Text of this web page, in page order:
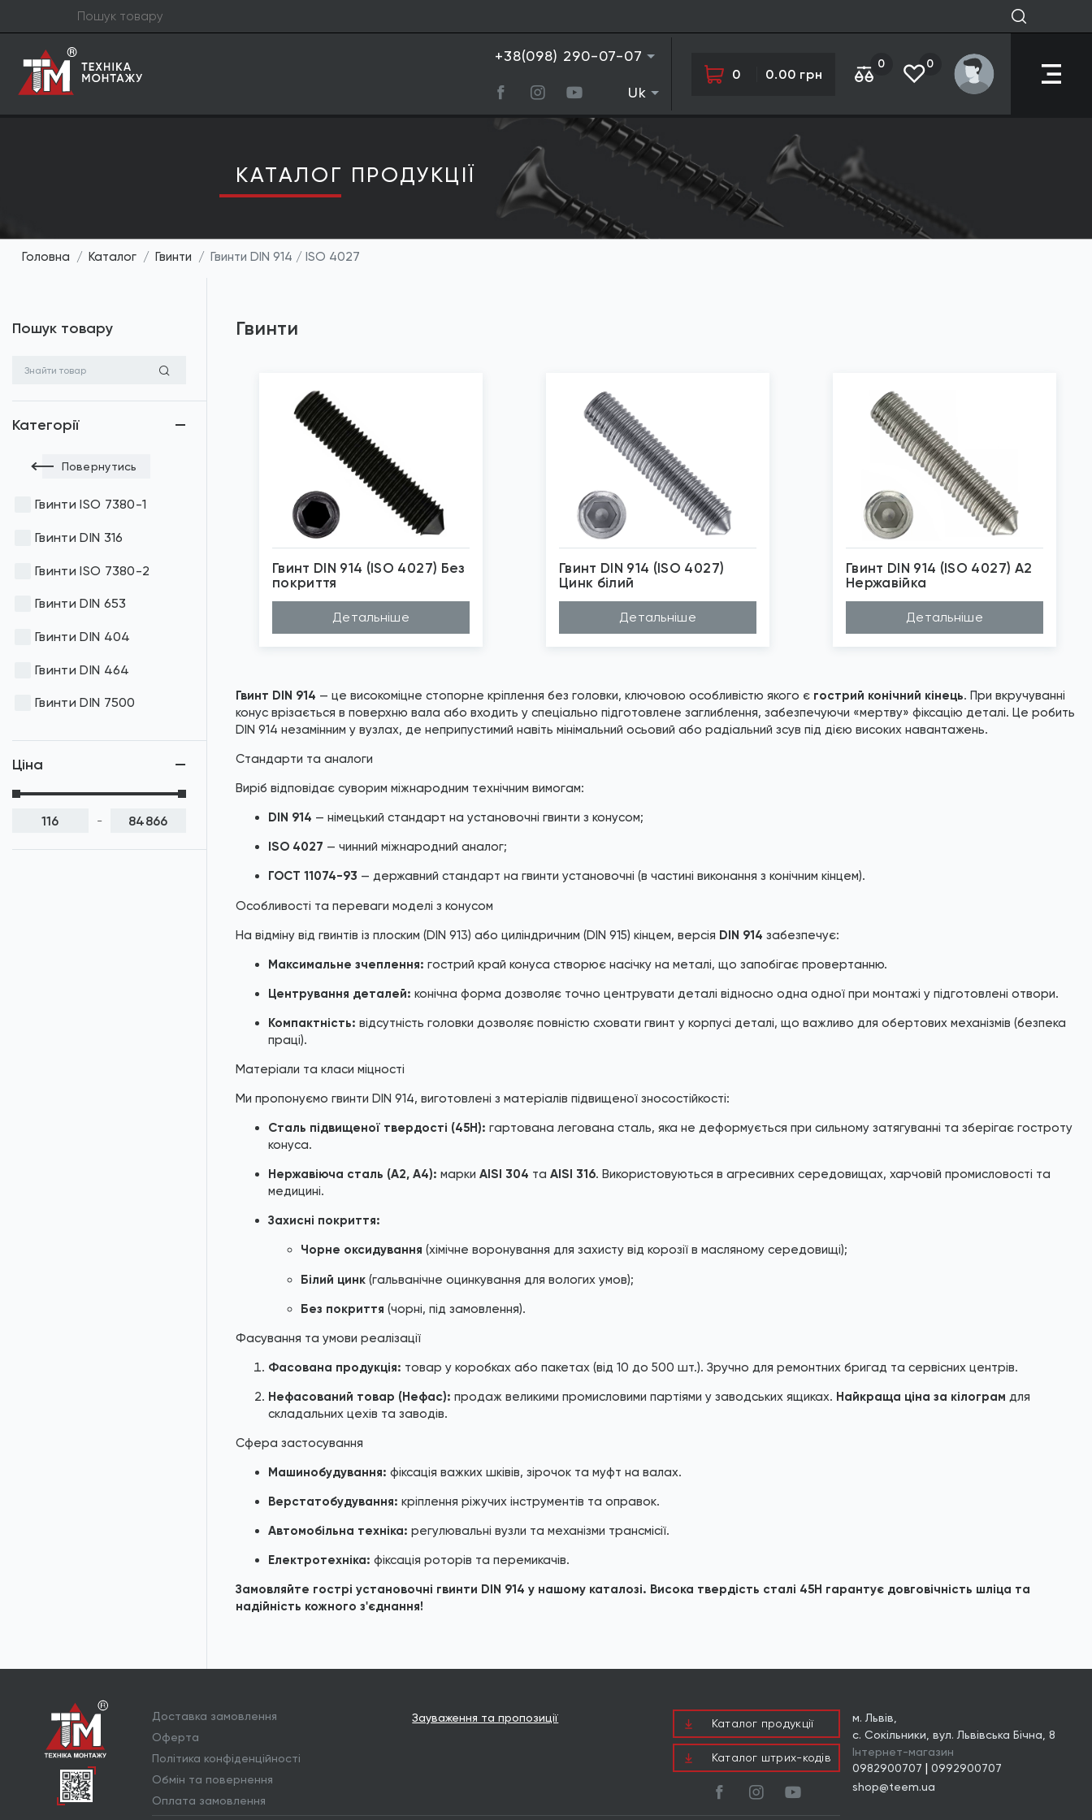
+38(098) 290-07-07
Uk
0 0.00 грн
0 0
КАТАЛОГ ПРОДУКЦIЇ
Головна Каталог Гвинти Гвинти DIN 914 / ISO 4027
Пошук товару
Категорії
Повернутись
Гвинти ISO 7380-1
Гвинти DIN 316
Гвинти ISO 7380-2
Гвинти DIN 653
Гвинти DIN 404
Гвинти DIN 464
Гвинти DIN 7500
4028
Гвинти DIN 9841 / ISO
7379
Ціна
-
Гвинти
Гвинт DIN 914 (ISO 4027) Без
покриття
Зображені фото є...
Детальніше
Гвинт DIN 914 (ISO 4027)
Цинк білий
Зображені фото є...
Детальніше
Гвинт DIN 914 (ISO 4027) А2
Нержавійка
Зображені фото є...
Детальніше
Гвинт DIN 914 — це високоміцне стопорне кріплення без головки, ключовою особливістю якого є гострий конічний кінець. При вкручуванні
конус врізається в поверхню вала або входить у спеціально підготовлене заглиблення, забезпечуючи «мертву» фіксацію деталі. Це робить
DIN 914 незамінним у вузлах, де неприпустимий навіть мінімальний осьовий або радіальний зсув під дією високих навантажень.
Стандарти та аналоги
Виріб відповідає суворим міжнародним технічним вимогам:
DIN 914 — німецький стандарт на установочні гвинти з конусом;
ISO 4027 — чинний міжнародний аналог;
ГОСТ 11074-93 — державний стандарт на гвинти установочні (в частині виконання з конічним кінцем).
Особливості та переваги моделі з конусом
На відміну від гвинтів із плоским (DIN 913) або циліндричним (DIN 915) кінцем, версія DIN 914 забезпечує:
Максимальне зчеплення: гострий край конуса створює насічку на металі, що запобігає провертанню.
Центрування деталей: конічна форма дозволяє точно центрувати деталі відносно одна одної при монтажі у підготовлені отвори.
Компактність: відсутність головки дозволяє повністю сховати гвинт у корпусі деталі, що важливо для обертових механізмів (безпека
праці).
Матеріали та класи міцності
Ми пропонуємо гвинти DIN 914, виготовлені з матеріалів підвищеної зносостійкості:
Сталь підвищеної твердості (45H): гартована легована сталь, яка не деформується при сильному затягуванні та зберігає гостроту
конуса.
Нержавіюча сталь (A2, A4): марки AISI 304 та AISI 316. Використовуються в агресивних середовищах, харчовій промисловості та
медицині.
Захисні покриття:
Чорне оксидування (хімічне воронування для захисту від корозії в масляному середовищі);
Білий цинк (гальванічне оцинкування для вологих умов);
Без покриття (чорні, під замовлення).
Фасування та умови реалізації
Фасована продукція: товар у коробках або пакетах (від 10 до 500 шт.). Зручно для ремонтних бригад та сервісних центрів.
Нефасований товар (Нефас): продаж великими промисловими партіями у заводських ящиках. Найкраща ціна за кілограм для
складальних цехів та заводів.
Сфера застосування
Машинобудування: фіксація важких шківів, зірочок та муфт на валах.
Верстатобудування: кріплення ріжучих інструментів та оправок.
Автомобільна техніка: регулювальні вузли та механізми трансмісії.
Електротехніка: фіксація роторів та перемикачів.
Замовляйте гострі установочні гвинти DIN 914 у нашому каталозі. Висока твердість сталі 45H гарантує довговічність шліца та
надійність кожного з'єднання!
Доставка замовлення
Оферта
Політика конфіденційності
Обмін та повернення
Оплата замовлення
Зауваження та пропозиції Каталог продукцiї
Каталог штрих-кодів
м. Львів,
с. Сокільники, вул. Львівська Бічна, 8
Інтернет-магазин
0982900707 | 0992900707
shop@teem.ua